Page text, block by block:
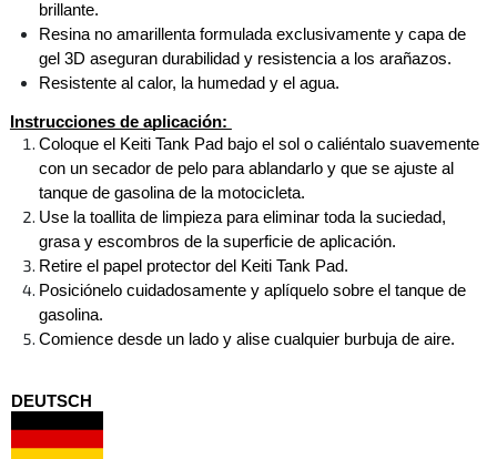
brillante.
Resina no amarillenta formulada exclusivamente y capa de
gel 3D aseguran durabilidad y resistencia a los arañazos.
Resistente al calor, la humedad y el agua.
Instrucciones de aplicación:
Coloque el Keiti Tank Pad bajo el sol o caliéntalo suavemente
con un secador de pelo para ablandarlo y que se ajuste al
tanque de gasolina de la motocicleta.
Use la toallita de limpieza para eliminar toda la suciedad,
grasa y escombros de la superficie de aplicación.
Retire el papel protector del Keiti Tank Pad.
Posiciónelo cuidadosamente y aplíquelo sobre el tanque de
gasolina.
Comience desde un lado y alise cualquier burbuja de aire.
DEUTSCH